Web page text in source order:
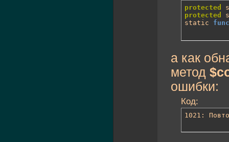
protected
protected
static
а как
метод
ошибки:
Код:
1021: